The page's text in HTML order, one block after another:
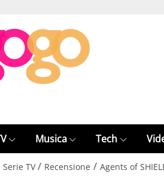
Musica Tech
Serie TV / Recensione / Agents of